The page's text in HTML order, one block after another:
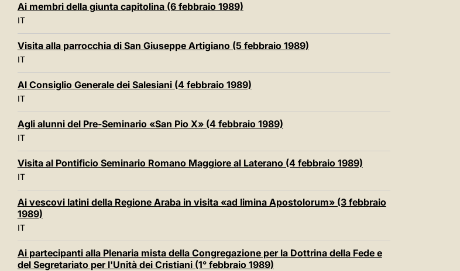
Ai membri della giunta capitolina (6 febbraio 1989)
IT
Visita alla parrocchia di San Giuseppe Artigiano (5 febbraio 1989)
IT
Al Consiglio Generale dei Salesiani (4 febbraio 1989)
IT
Agli alunni del Pre-Seminario «San Pio X» (4 febbraio 1989)
IT
Visita al Pontificio Seminario Romano Maggiore al Laterano (4 febbraio 1989)
IT
Ai vescovi latini della Regione Araba in visita «ad limina Apostolorum» (3 febbraio
1989)
IT
Ai partecipanti alla Plenaria mista della Congregazione per la Dottrina della Fede e
del Segretariato per l'Unità dei Cristiani (1° febbraio 1989)